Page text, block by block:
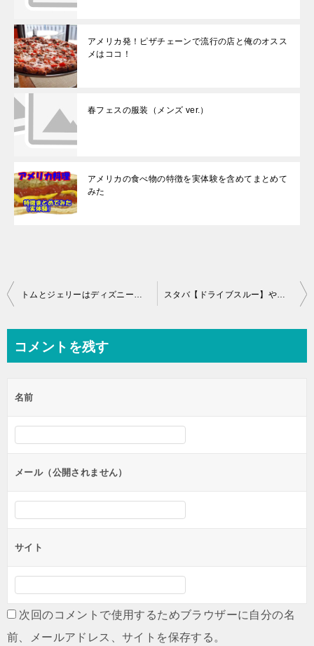
アメリカ発！ピザチェーンで流行の店と俺のオスス
メはココ！
春フェスの服装（メンズ ver.）
アメリカの食べ物の特徴を実体験を含めてまとめて
みた
投
ビ
ー
シ
ョ
ン
トムとジェリーはディズニー？それともワーナー？ スタバ【ドライブスルー】やり方と注意点。控えめに言って最高
コメントを残す
名前
メール（公開されません）
サイト
次回のコメントで使用するためブラウザーに自分の名
前、メールアドレス、サイトを保存する。